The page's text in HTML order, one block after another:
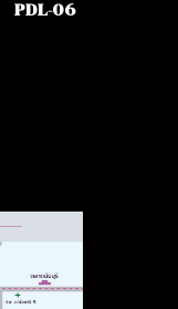
PDL-06